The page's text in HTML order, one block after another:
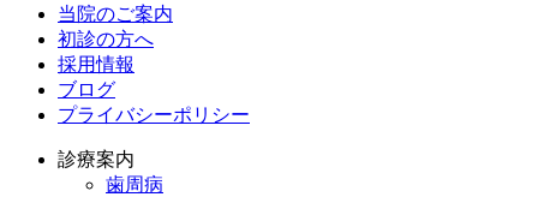
当院のご案内
初診の方へ
採用情報
ブログ
プライバシーポリシー
診療案内
歯周病